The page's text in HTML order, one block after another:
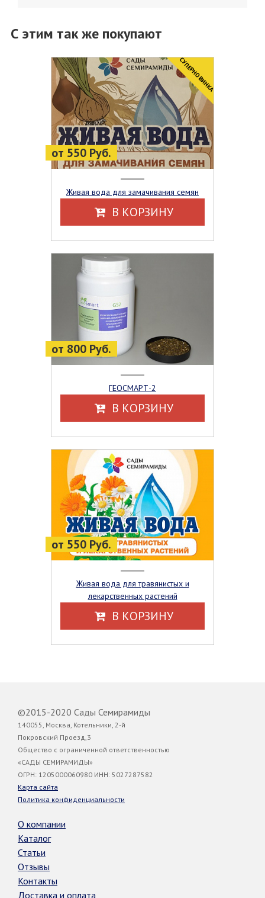
С этим так же покупают
от 550 Руб.
CУПЕРНОВИНКА
Живая вода для замачивания семян
В КОРЗИНУ
от 800 Руб.
ГЕОСМАРТ-2
В КОРЗИНУ
от 550 Руб.
Живая вода для травянистых и
лекарственных растений
В КОРЗИНУ
©2015-2020 Сады Семирамиды
140055, Москва, Котельники, 2-й
Покровский Проезд,3
Общество с ограниченной ответственностью
«САДЫ СЕМИРАМИДЫ»
ОГРН: 1205000060980 ИНН: 5027287582
Карта сайта
Политика конфиденциальности
О компании
Каталог
Статьи
Отзывы
Контакты
Доставка и оплата